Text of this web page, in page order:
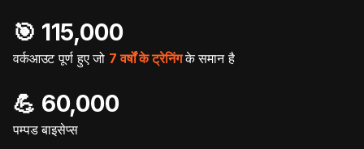
🎯️ 115,000
वर्कआउट पूर्ण हुए जो 7 वर्षों के ट्रेनिंगके समान है
💪 60,000
पम्पड बाइसेप्स